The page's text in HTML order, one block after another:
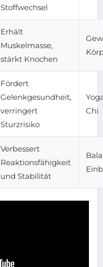
Stoffwechsel
Erhält
Muskelmasse,
stärkt Knochen
Fördert
Gelenkgesundheit,
verringert
Sturzrisiko
Chi
Verbessert
Reaktionsfähigkeit
und Stabilität